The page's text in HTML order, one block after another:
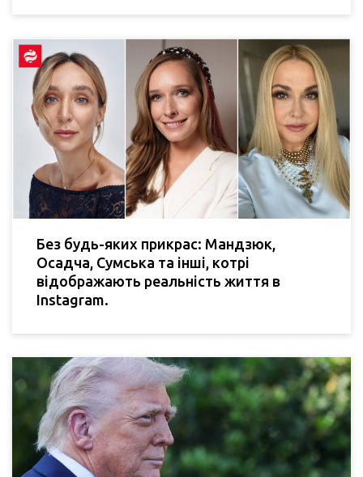
Без будь-яких прикрас: Мандзюк,
Осадча, Сумська та інші, котрі
відображають реальність життя в
Instagram.